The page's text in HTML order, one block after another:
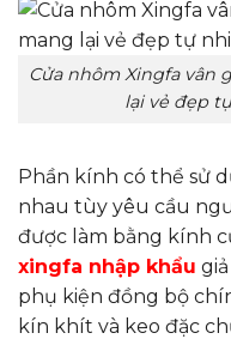
Cửa nhôm Xingfa vân
lại vẻ đẹp
Phần kính có thể sử
nhau tùy yêu cầu
được làm bằng kính
xingfa nhập khẩu
phụ kiện đồng bộ
kín khít và keo đặc